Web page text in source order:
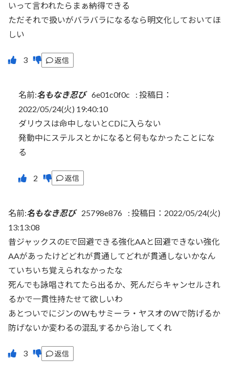
いって言われたらまぁ納得できる
ただそれで扱いがバラバラになるなら明文化しておいてほ
しい
返信
名前:名もなき忍び 6e01c0f0c : 投稿日：
2022/05/24(火) 19:40:10
ダリウスは命中しないとCDに入らない
発動中にステルスとかになると何もなかったことにな
る
返信
名前:名もなき忍び 25798e876 : 投稿日：2022/05/24(火)
13:13:08
昔ジャックスのEで回避できる強化AAと回避できない強化
AAがあったけどどれが貫通してどれが貫通しないかなん
ていちいち覚えられなかったな
死んでも詠唱されてたら出るか、死んだらキャンセルされ
るかで一貫性持たせて欲しいわ
あとついでにジンのWもサミーラ・ヤスオのWで防げるか
防げないか変わるの混乱するから治してくれ
返信